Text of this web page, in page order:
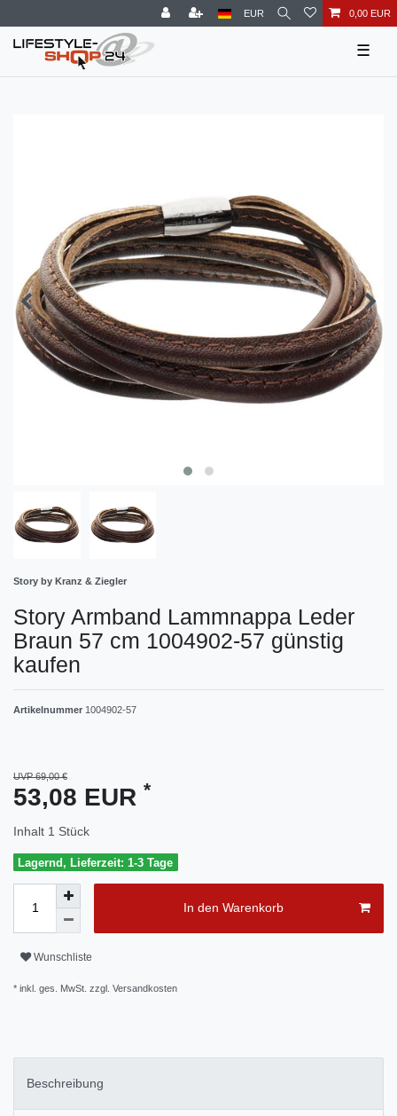
EUR 0,00 EUR
☰
Story by Kranz & Ziegler
Story Armband Lammnappa Leder
Braun 57 cm 1004902-57 günstig
kaufen
Artikelnummer 1004902-57
UVP 69,00 €
53,08 EUR *
Inhalt 1 Stück
Lagernd, Lieferzeit: 1-3 Tage
In den Warenkorb
Wunschliste
* inkl. ges. MwSt. zzgl. Versandkosten
Beschreibung